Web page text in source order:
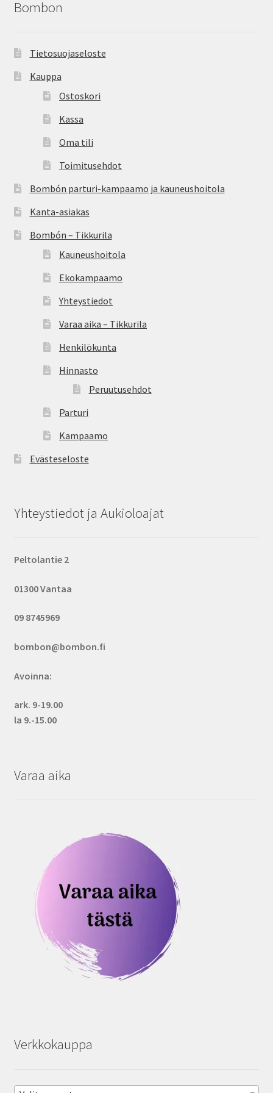
Kauneushoitola
Ekokampaamo
Henkilökunta
Yhteystiedot
Kauppa
Kassa
Toimitusehdot
Oma tili
Kanta-asiakas
Evästeseloste
Tietosuojaseloste
Bombon
Tietosuojaseloste
Kauppa
Ostoskori
Kassa
Oma tili
Toimitusehdot
Bombón parturi-kampaamo ja kauneushoitola
Kanta-asiakas
Bombón – Tikkurila
Kauneushoitola
Ekokampaamo
Yhteystiedot
Varaa aika – Tikkurila
Henkilökunta
Hinnasto
Peruutusehdot
Parturi
Kampaamo
Evästeseloste
Yhteystiedot ja Aukioloajat
Peltolantie 2
01300 Vantaa
09 8745969
bombon@bombon.fi
Avoinna:
ark. 9-19.00
la 9.-15.00
Varaa aika
Verkkokauppa